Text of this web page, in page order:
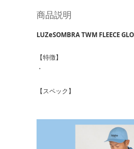
商品説明
LUZeSOMBRA TWM FLEECE
【特徴】
・
【スペック】